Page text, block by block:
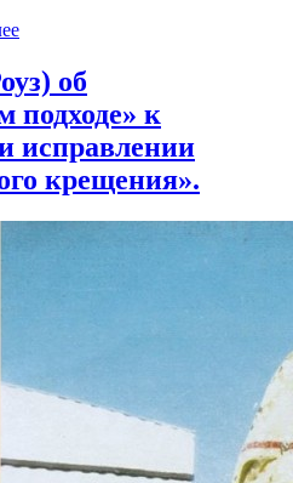
об
подходе» к
исправлении
крещения».